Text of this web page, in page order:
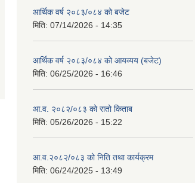
आर्थिक वर्ष २०८३/०८४ को बजेट
मिति: 07/14/2026 - 14:35
आर्थिक वर्ष २०८३/०८४ को आयव्यय (बजेट)
मिति: 06/25/2026 - 16:46
आ.व. २०८२/०८३ को रातो किताब
मिति: 05/26/2026 - 15:22
आ.व.२०८२/०८३ को निति तथा कार्यक्रम
मिति: 06/24/2025 - 13:49